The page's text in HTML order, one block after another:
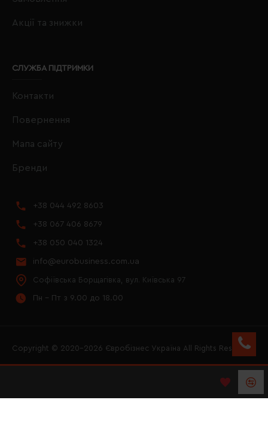
Акції та знижки
СЛУЖБА ПІДТРИМКИ
Контакти
Повернення
Мапа сайту
Бренди
+38 044 492 8603
+38 067 406 8679
+38 050 040 1324
info@eurobusiness.com.ua
Софіївська Борщагівка, вул. Київська 97
Пн - Пт з 9.00 до 18.00
Copyright © 2020–2026 Євробізнес Україна All Rights Reserved
LOGO ЄВРОБІЗНЕС